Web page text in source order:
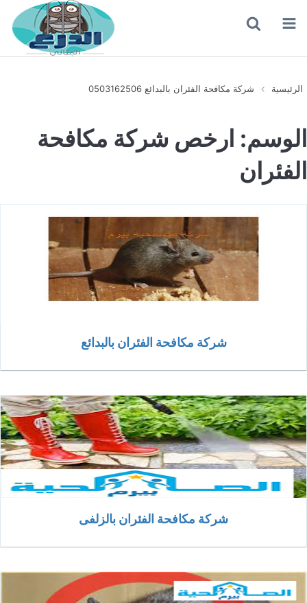
القائمة
الرئيسية شركة مكافحة الفئران بالبدائع 0503162506
الوسم: ارخص شركة مكافحة
الفئران
شركة مكافحة الفئران بالبدائع
شركة مكافحة الفئران بالزلفى